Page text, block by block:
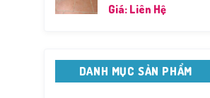
Giá: Liên Hệ
DANH MỤC SẢN PHẨM